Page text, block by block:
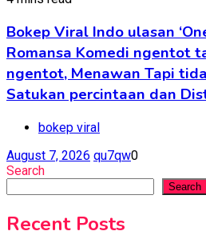
Bokep Viral Indo ulasan
Romansa Komedi ngentot
ngentot, Menawan Tapi
Satukan percintaan dan
bokep viral
August 7, 2026 qu7qw0
Search
Search
Recent Posts